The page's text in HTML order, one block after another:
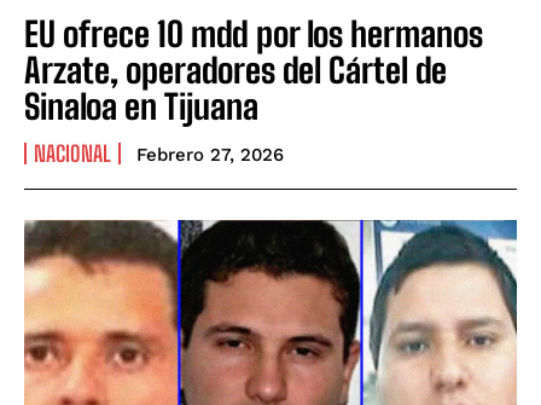
EU ofrece 10 mdd por los hermanos
Arzate, operadores del Cártel de
Sinaloa en Tijuana
NACIONAL Febrero 27, 2026